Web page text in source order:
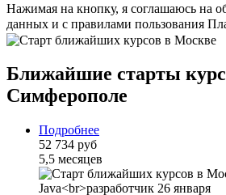
Нажимая на кнопку, я соглашаюсь на
данных и с правилами пользования
Ближайшие старты
Симферополе
Подробнее
52 734 руб
5,5 месяцев